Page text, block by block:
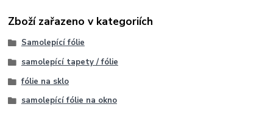
Zboží zařazeno v kategoriích
Samolepící fólie
samolepící tapety / fólie
fólie na sklo
samolepící fólie na okno